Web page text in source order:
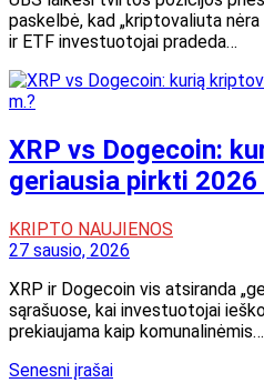
paskelbė, kad „kriptovaliuta
ir ETF investuotojai pradeda…
XRP vs Dogecoin:
geriausia pirkti 2026
KRIPTO NAUJIENOS
27 sausio, 2026
XRP ir Dogecoin vis atsiranda
sąrašuose, kai investuotojai
prekiaujama kaip komunalinėmis…
Navigacija
Senesni įrašai